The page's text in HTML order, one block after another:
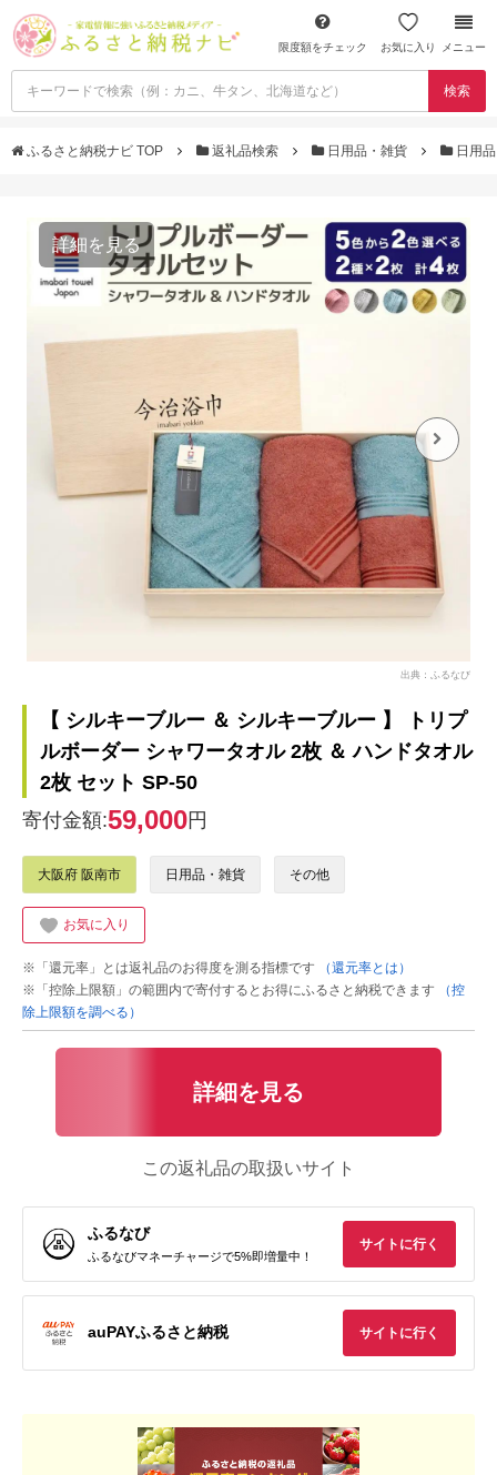
限度額をチェック お気に入り メニュー
検索
ふるさと納税ナビ TOP 返礼品検索 日用品・雑貨 日用
詳細を見る
出典：ふるなび
【 シルキーブルー ＆ シルキーブルー 】 トリプ
ルボーダー シャワータオル 2枚 ＆ ハンドタオル
2枚 セット SP-50
寄付金額:59,000円
大阪府 阪南市 日用品・雑貨 その他
お気に入り
※「還元率」とは返礼品のお得度を測る指標です
（還元率とは）
※「控除上限額」の範囲内で寄付するとお得にふるさと納税できます
（控
除上限額を調べる）
詳細を見る
この返礼品の取扱いサイト
ふるなび
ふるなびマネーチャージで5%即増量中！
サイトに行く
auPAYふるさと納税 サイトに行く